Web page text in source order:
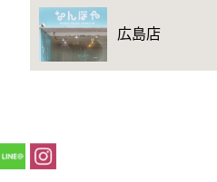
広島店